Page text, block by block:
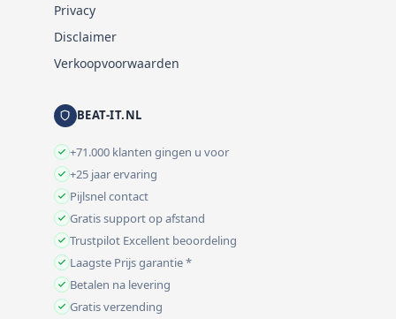
Privacy
Disclaimer
Verkoopvoorwaarden
BEAT-IT.NL
+71.000 klanten gingen u voor
+25 jaar ervaring
Pijlsnel contact
Gratis support op afstand
Trustpilot Excellent beoordeling
Laagste Prijs garantie *
Betalen na levering
Gratis verzending